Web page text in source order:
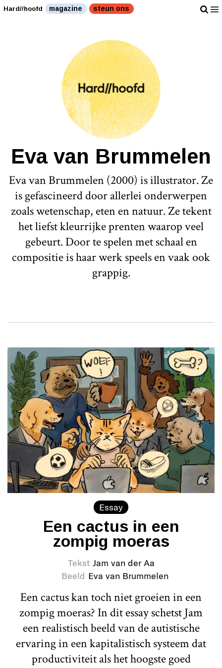
Hard//hoofd magazine steun ons
Eva van Brummelen
Eva van Brummelen (2000) is illustrator. Ze
is gefascineerd door allerlei onderwerpen
zoals wetenschap, eten en natuur. Ze tekent
het liefst kleurrijke prenten waarop veel
gebeurt. Door te spelen met schaal en
compositie is haar werk speels en vaak ook
grappig.
Essay
Een cactus in een
zompig moeras
Tekst Jam van der Aa
Beeld Eva van Brummelen
Een cactus kan toch niet groeien in een
zompig moeras? In dit essay schetst Jam
een realistisch beeld van de autistische
ervaring in een kapitalistisch systeem dat
productiviteit als het hoogste goed